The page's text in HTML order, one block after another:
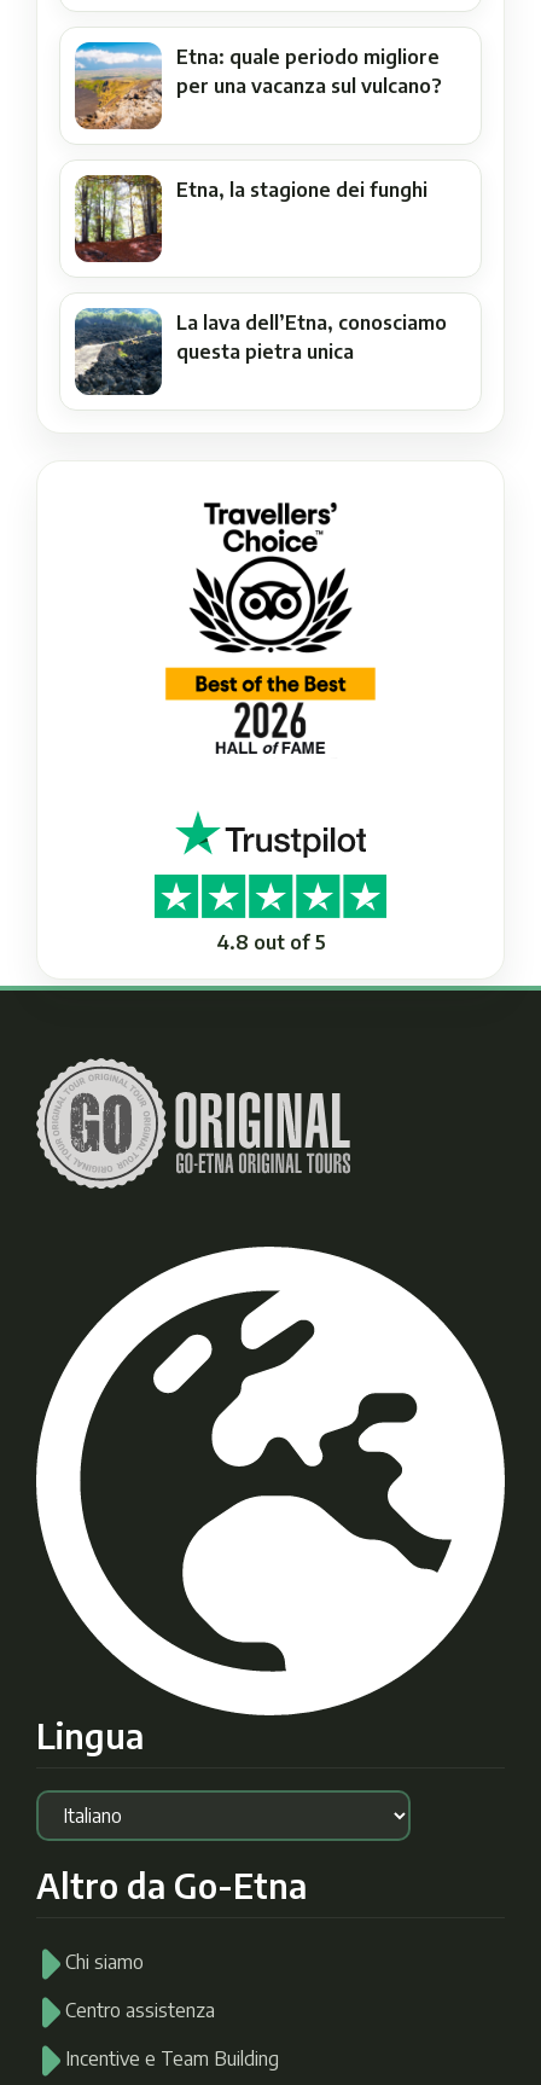
Etna: quale periodo migliore
per una vacanza sul vulcano?
Etna, la stagione dei funghi
La lava dell’Etna, conosciamo
questa pietra unica
4.8 out of 5
Lingua
Altro da Go-Etna
Chi siamo
Centro assistenza
Incentive e Team Building